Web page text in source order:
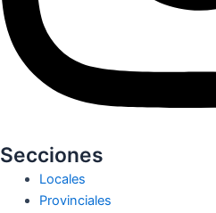
Secciones
Locales
Provinciales